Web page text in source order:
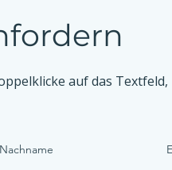
auf das
Nachname